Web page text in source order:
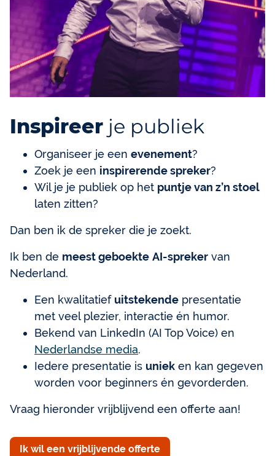
Inspireer je publiek
Organiseer je een evenement?
Zoek je een inspirerende spreker?
Wil je je publiek op het puntje van z’n stoel
laten zitten?
Dan ben ik de spreker die je zoekt.
Ik ben de meest geboekte AI-spreker van
Nederland.
Een kwalitatief uitstekende presentatie
met veel plezier, interactie én humor.
Bekend van LinkedIn (AI Top Voice) en
Nederlandse media.
Iedere presentatie is uniek en kan gegeven
worden voor beginners én gevorderden.
Vraag hieronder vrijblijvend een offerte aan!
Ik wil een vrijblijvende offerte